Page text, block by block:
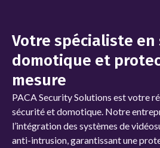
Votre spécialiste en
domotique et
mesure
PACA Security Solutions est votre
sécurité et domotique. Notre
l’intégration des systèmes de
anti-intrusion, garantissant une